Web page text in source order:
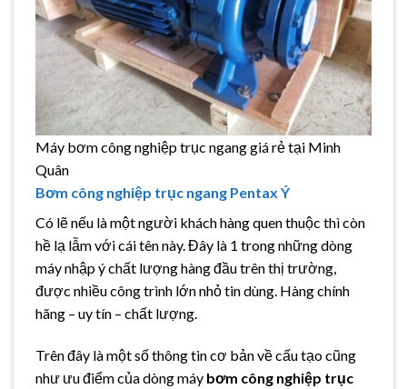
Máy bơm công nghiệp trục ngang giá rẻ tại Minh
Quân
Bơm công nghiệp trục ngang Pentax Ý
Có lẽ nếu là một người khách hàng quen thuộc thì còn
hề lạ lẫm với cái tên này. Đây là 1 trong những dòng
máy nhập ý chất lượng hàng đầu trên thị trường,
được nhiều công trình lớn nhỏ tin dùng. Hàng chính
hãng – uy tín – chất lượng.
Trên đây là một số thông tin cơ bản về cấu tạo cũng
như ưu điểm của dòng máy bơm công nghiệp trục